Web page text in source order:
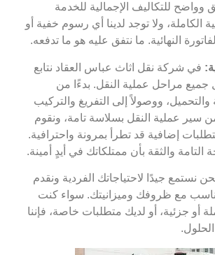
وواضح للتكاليف الإجمالية للخدمة
الكاملة، ولا توجد لدينا أي رسوم خفية أو
النهائية. ما نتفق عليه هو ما تدفعه.
في شركة نقل اثاث عباس العقاد نتابع
مراحل عملية النقل. بدءًا من
والتحميل، ووصولاً إلى التفريغ والتركيب
سير عملية النقل بسلاسة تامة، ونقوم
إضافية قد تطرأ بمرونة واحترافية.
التامة والثقة بأن ممتلكاتك في أيدٍ أمينة.
نستمع جيدًا لاحتياجاتك الفردية ونقدم
مع ظروفك وميزانيتك. سواء كنت
أو جزئية، أو لديك متطلبات خاصة، فإننا